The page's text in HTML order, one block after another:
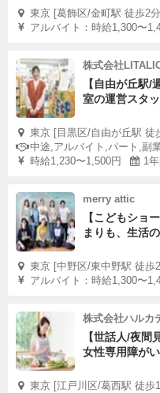
東京 [葛飾区/金町駅 徒歩2
アルバイト：時給1,300〜
株式会社
【自由が丘駅
室の運営スタ
東京 [目黒区/自由が丘駅 徒
中途,アルバイト,パート,副
時給1,230〜1,500円
1
merry attic
【こどもショ
まりも、生活
東京 [中野区/東中野駅 徒歩
アルバイト：時給1,300〜
株式会社ハルカ
【世話人/夜
女性専用障が
東京 [江戸川区/葛西駅 徒歩